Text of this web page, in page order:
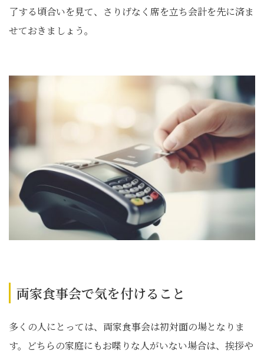
了する頃合いを見て、さりげなく席を立ち会計を先に済ま
せておきましょう。
両家食事会で気を付けること
多くの人にとっては、両家食事会は初対面の場となりま
す。どちらの家庭にもお喋りな人がいない場合は、挨拶や